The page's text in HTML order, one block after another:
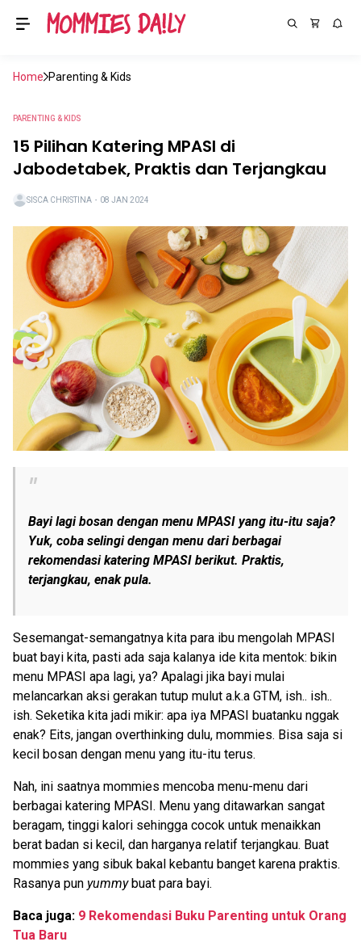
Home Parenting & Kids
PARENTING & KIDS
15 Pilihan Katering MPASI di
Jabodetabek, Praktis dan Terjangkau
SISCA CHRISTINA ・ 08 JAN 2024
Bayi lagi bosan dengan menu MPASI yang itu-itu saja?
Yuk, coba selingi dengan menu dari berbagai
rekomendasi katering MPASI berikut. Praktis,
terjangkau, enak pula.
Sesemangat-semangatnya kita para ibu mengolah MPASI
buat bayi kita, pasti ada saja kalanya ide kita mentok: bikin
menu MPASI apa lagi, ya? Apalagi jika bayi mulai
melancarkan aksi gerakan tutup mulut a.k.a GTM, ish.. ish..
ish. Seketika kita jadi mikir: apa iya MPASI buatanku nggak
enak? Eits, jangan overthinking dulu, mommies. Bisa saja si
kecil bosan dengan menu yang itu-itu terus.
Nah, ini saatnya mommies mencoba menu-menu dari
berbagai katering MPASI. Menu yang ditawarkan sangat
beragam, tinggi kalori sehingga cocok untuk menaikkan
berat badan si kecil, dan harganya relatif terjangkau. Buat
mommies yang sibuk bakal kebantu banget karena praktis.
Rasanya pun yummybuat para bayi.
Baca juga: 9 Rekomendasi Buku Parenting untuk Orang
Tua Baru